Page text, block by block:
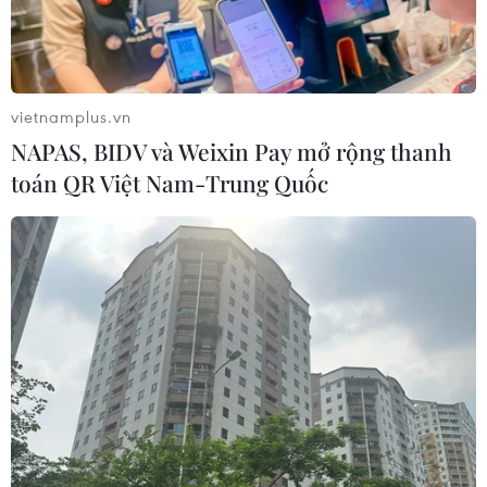
"Lễ mừng cơm mới" và chuỗi hoạt
động du lịch "Sắc vàng Di sản" 2026
tại Lào Cai
04/08/2026 14:56
Lễ hội Văn hóa, Du lịch Mường Lò
năm 2026 sẽ diễn ra từ ngày 25/9 đến
2/10
04/08/2026 14:37
Tuyên Quang: Lễ hội hoa Tam giác
mạch 2026 sẽ khai mạc ngày 6/11 tại
Đồng Văn
04/08/2026 14:13
vietnamplus.vn
NAPAS, BIDV và Weixin Pay mở rộng thanh
toán QR Việt Nam-Trung Quốc